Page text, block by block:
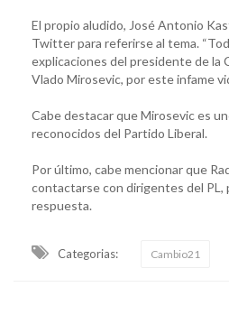
El propio aludido, José Antonio
Twitter para referirse al tema.
explicaciones del presidente de la
Vlado Mirosevic, por este infame
Cabe destacar que Mirosevic es
reconocidos del Partido Liberal.
Por último, cabe mencionar que
contactarse con dirigentes del PL,
respuesta.
Categorias: Cambio21